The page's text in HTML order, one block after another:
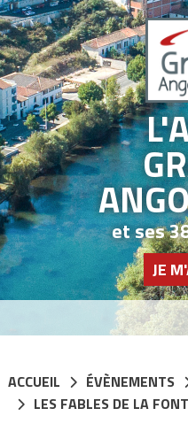
et ses
JE
ACCUEIL ÉVÈNEMENTS
LES FABLES DE LA
Panneau de gestion des